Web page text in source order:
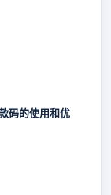
码的使用和优